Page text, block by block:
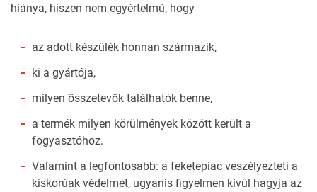
hiánya, hiszen nem egyértelmű, hogy
az adott készülék honnan származik,
ki a gyártója,
milyen összetevők találhatók benne,
a termék milyen körülmények között került a
fogyasztóhoz.
Valamint a legfontosabb: a feketepiac veszélyezteti a
kiskorúak védelmét, ugyanis figyelmen kívül hagyja az